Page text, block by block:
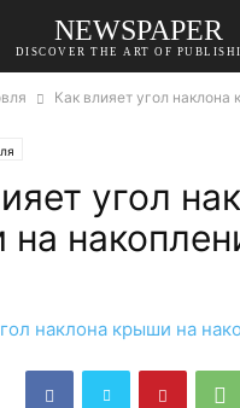
NEWSPAPER
DISCOVER THE ART OF
Как влияет угол
угол